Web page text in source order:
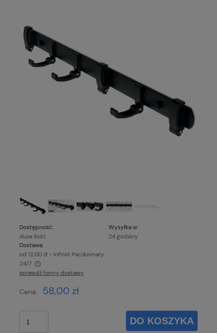
Dostępność:
duża ilość
Wysyłka w:
24 godziny
Dostawa:
od 12,00 zł - InPost Paczkomaty
24/7
Cena nie zawiera ewentualnych kosztów płatności
sprawdź formy dostawy
Cena: 58,00 zł
DO KOSZYKA